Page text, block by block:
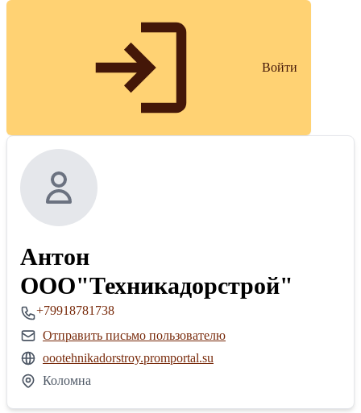
Войти
Антон
ООО"Техникадорстрой"
+79918781738
Отправить письмо пользователю
oootehnikadorstroy.promportal.su
Коломна